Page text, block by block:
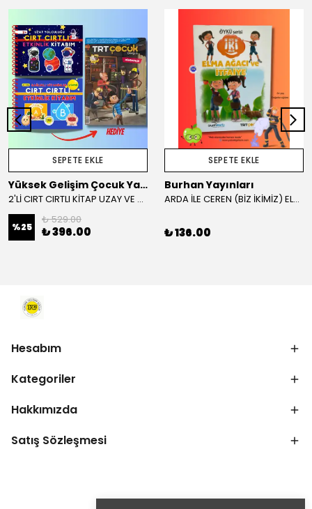
SEPETE EKLE
Yüksek Gelişim Çocuk Yayınları
2'Lİ CIRT CIRTLI KİTAP UZAY VE SAĞLIKLI VİTAMİNLER KAMPANYA
%25
₺ 529.00
₺ 396.00
SEPETE EKLE
Burhan Yayınları
ARDA İLE CEREN (BİZ İKİMİZ) ELMA AĞACI VE İTFAİYE HİKAYE KİTABI
₺ 136.00
Hesabım
Kategoriler
Hakkımızda
Satış Sözleşmesi